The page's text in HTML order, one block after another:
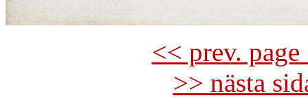
<< prev.
>> nästa